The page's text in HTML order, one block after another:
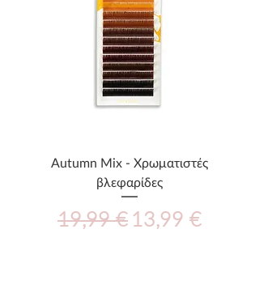
Autumn Mix - Χρωματιστές
βλεφαρίδες
Κανονική τιμή
19,99 € Τιμή Έκπτωσης
13,99 €